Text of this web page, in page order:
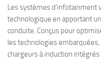
Les systèmes d’infotainment
technologique en apportant
conduite. Conçus pour
les technologies
chargeurs à induction